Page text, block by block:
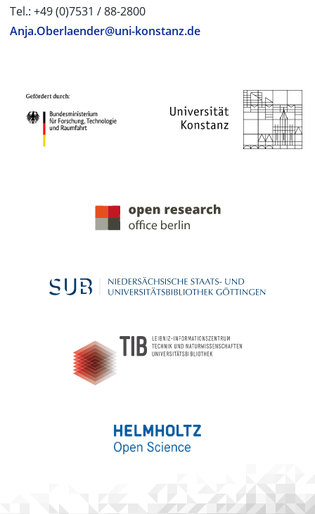
Tel.: +49 (0)7531 / 88-2800
Anja.Oberlaender@uni-konstanz.de